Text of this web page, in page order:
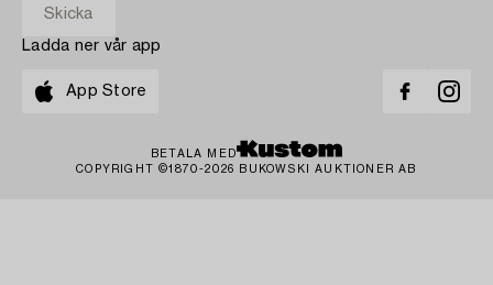
Ladda ner vår app
App Store
BETALA MED
COPYRIGHT ©1870-2026 BUKOWSKI AUKTIONER AB